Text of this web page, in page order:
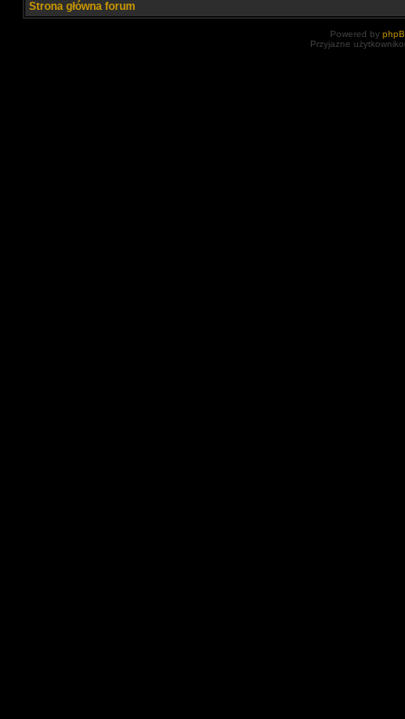
Strona główna forum
Powered by
Przyjazne